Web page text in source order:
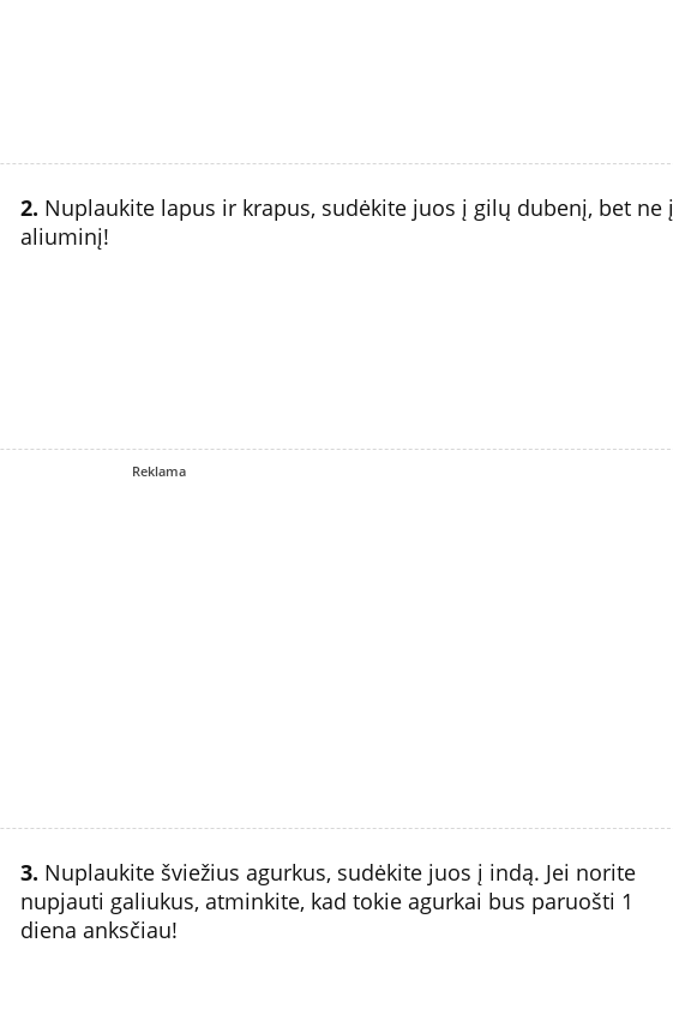
2. Nuplaukite lapus ir krapus, sudėkite juos į gilų dubenį, bet ne į
aliuminį!
Reklama
3. Nuplaukite šviežius agurkus, sudėkite juos į indą. Jei norite
nupjauti galiukus, atminkite, kad tokie agurkai bus paruošti 1
diena anksčiau!